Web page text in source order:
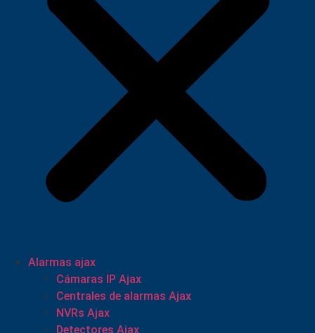
Alarmas ajax
Cámaras IP Ajax
Centrales de alarmas Ajax
NVRs Ajax
Detectores Ajax